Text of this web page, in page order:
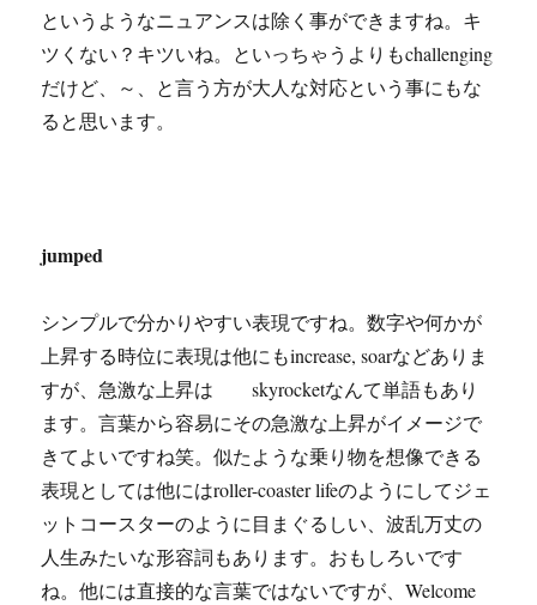
というようなニュアンスは除く事ができますね。キ
ツくない？キツいね。といっちゃうよりもchallenging
だけど、～、と言う方が大人な対応という事にもな
ると思います。
jumped
シンプルで分かりやすい表現ですね。数字や何かが
上昇する時位に表現は他にもincrease, soarなどありま
すが、急激な上昇は skyrocketなんて単語もあり
ます。言葉から容易にその急激な上昇がイメージで
きてよいですね笑。似たような乗り物を想像できる
表現としては他にはroller-coaster lifeのようにしてジェ
ットコースターのように目まぐるしい、波乱万丈の
人生みたいな形容詞もあります。おもしろいです
ね。他には直接的な言葉ではないですが、Welcome